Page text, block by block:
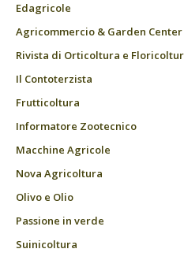
Edagricole
Agricommercio & Garden Center
Rivista di Orticoltura e
Il Contoterzista
Frutticoltura
Informatore Zootecnico
Macchine Agricole
Nova Agricoltura
Olivo e Olio
Passione in verde
Suinicoltura